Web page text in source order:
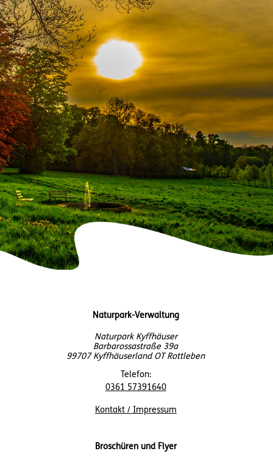
Naturpark-Verwaltung
Naturpark Kyffhäuser
Barbarossastraße 39a
99707 Kyffhäuserland OT Rottleben
Telefon:
0361 57391640
Kontakt / Impressum
Broschüren und Flyer